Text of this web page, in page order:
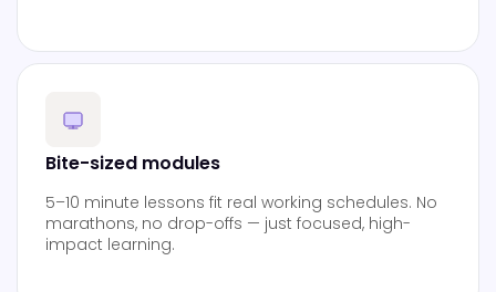
Bite-sized modules
5–10 minute lessons fit real working schedules. No
marathons, no drop-offs — just focused, high-
impact learning.